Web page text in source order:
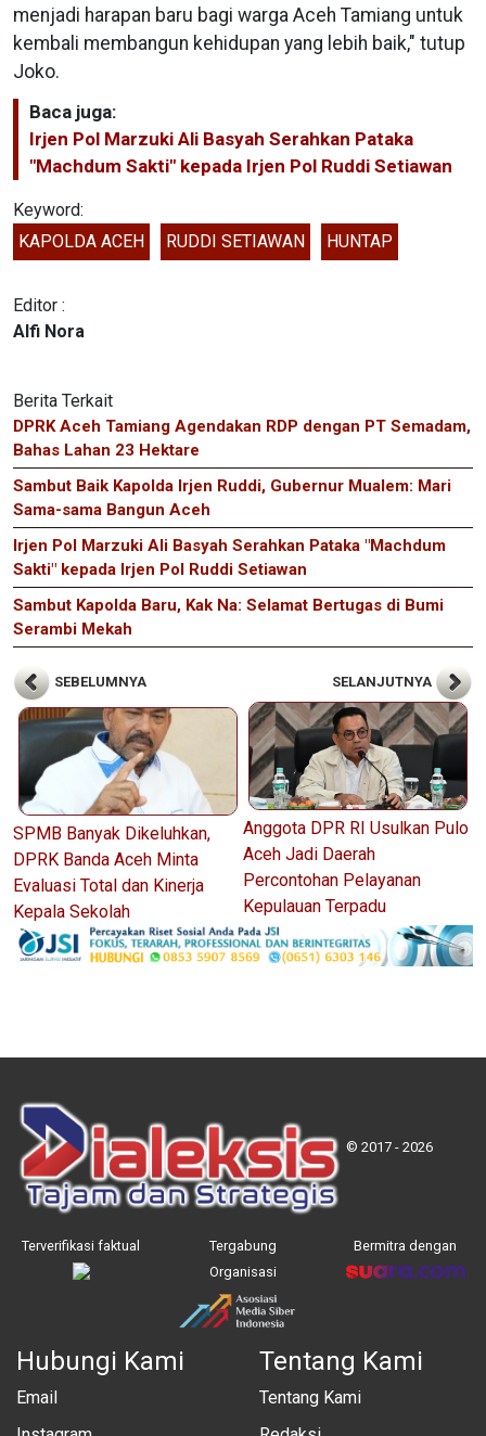
menjadi harapan baru bagi warga Aceh Tamiang untuk
kembali membangun kehidupan yang lebih baik," tutup
Joko.
Baca juga:
Irjen Pol Marzuki Ali Basyah Serahkan Pataka
"Machdum Sakti" kepada Irjen Pol Ruddi Setiawan
Keyword:
KAPOLDA ACEH
RUDDI SETIAWAN HUNTAP
Editor :
Alfi Nora
Berita Terkait
DPRK Aceh Tamiang Agendakan RDP dengan PT Semadam,
Bahas Lahan 23 Hektare
Sambut Baik Kapolda Irjen Ruddi, Gubernur Mualem: Mari
Sama-sama Bangun Aceh
Irjen Pol Marzuki Ali Basyah Serahkan Pataka "Machdum
Sakti" kepada Irjen Pol Ruddi Setiawan
Sambut Kapolda Baru, Kak Na: Selamat Bertugas di Bumi
Serambi Mekah
SEBELUMNYA
SPMB Banyak Dikeluhkan,
DPRK Banda Aceh Minta
Evaluasi Total dan Kinerja
Kepala Sekolah
SELANJUTNYA
Anggota DPR RI Usulkan Pulo
Aceh Jadi Daerah
Percontohan Pelayanan
Kepulauan Terpadu
© 2017 - 2026
Terverifikasi faktual
Tergabung
Organisasi
Bermitra dengan
Hubungi Kami
Email
Tentang Kami
Tentang Kami